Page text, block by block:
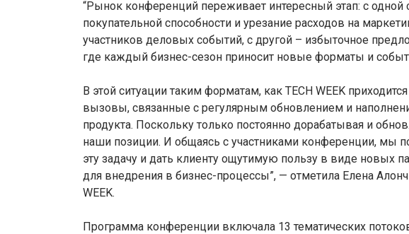
“Рынок конференций переживает интересный этап: с
покупательной способности и урезание расходов на
участников деловых событий, с другой – избыточное
где каждый бизнес-сезон приносит новые форматы и
В этой ситуации таким форматам, как TECH WEEK
вызовы, связанные с регулярным обновлением и
продукта. Поскольку только постоянно дорабатывая и
наши позиции. И общаясь с участниками конференции, мы
эту задачу и дать клиенту ощутимую пользу в виде новых
для внедрения в бизнес-процессы”, — отметила Елена
WEEK.
Программа конференции включала 13 тематических